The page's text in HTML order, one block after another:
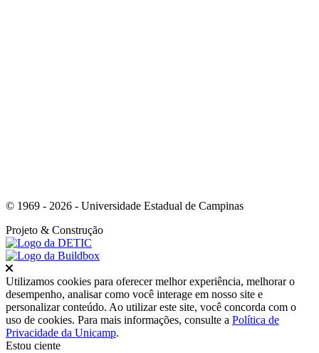
© 1969 - 2026 - Universidade Estadual de Campinas
Projeto & Construção
Fechar
Utilizamos cookies para oferecer melhor experiência, melhorar o
desempenho, analisar como você interage em nosso site e
personalizar conteúdo. Ao utilizar este site, você concorda com o
uso de cookies. Para mais informações, consulte a Política de
Privacidade da Unicamp.
Estou ciente